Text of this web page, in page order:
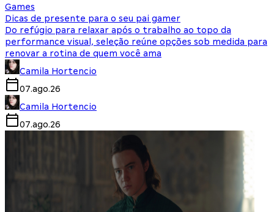
Games
Dicas de presente para o seu pai gamer
Do refúgio para relaxar após o trabalho ao topo da
performance visual, seleção reúne opções sob medida para
renovar a rotina de quem você ama
Camila Hortencio
07.ago.26
Camila Hortencio
07.ago.26